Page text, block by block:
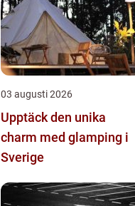
03 augusti 2026
Upptäck den unika
charm med glamping i
Sverige